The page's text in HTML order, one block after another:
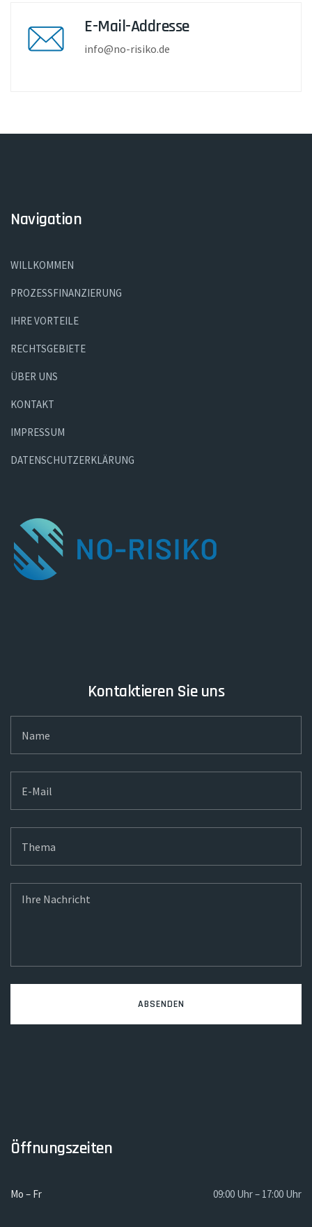
E-Mail-Addresse
info@no-risiko.de
Navigation
WILLKOMMEN
PROZESSFINANZIERUNG
IHRE VORTEILE
RECHTSGEBIETE
ÜBER UNS
KONTAKT
IMPRESSUM
DATENSCHUTZERKLÄRUNG
Kontaktieren Sie uns
Öffnungszeiten
Mo – Fr 09:00 Uhr – 17:00 Uhr